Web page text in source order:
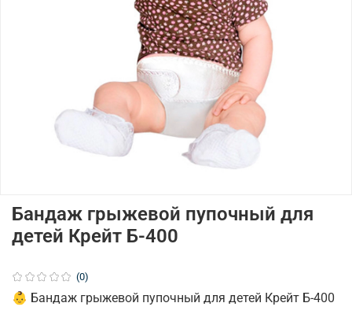
(0)
Бандаж грыжевой пупочный для
детей Крейт Б-400
👶 Бандаж грыжевой пупочный для детей Крейт Б-400